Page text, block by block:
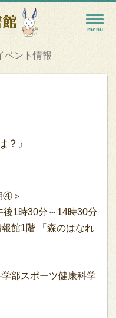
ベント情報
？』
④＞
後1時30分～14時30分
館1階 「森のはなれ
部スポーツ健康科学